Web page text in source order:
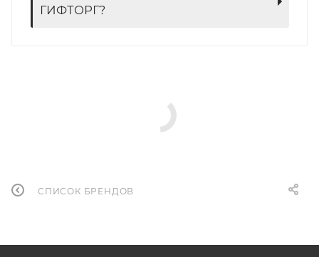
ГИФТОРГ?
СПИСОК БРЕНДОВ